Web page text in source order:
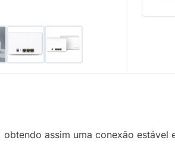
assim uma conexão estável